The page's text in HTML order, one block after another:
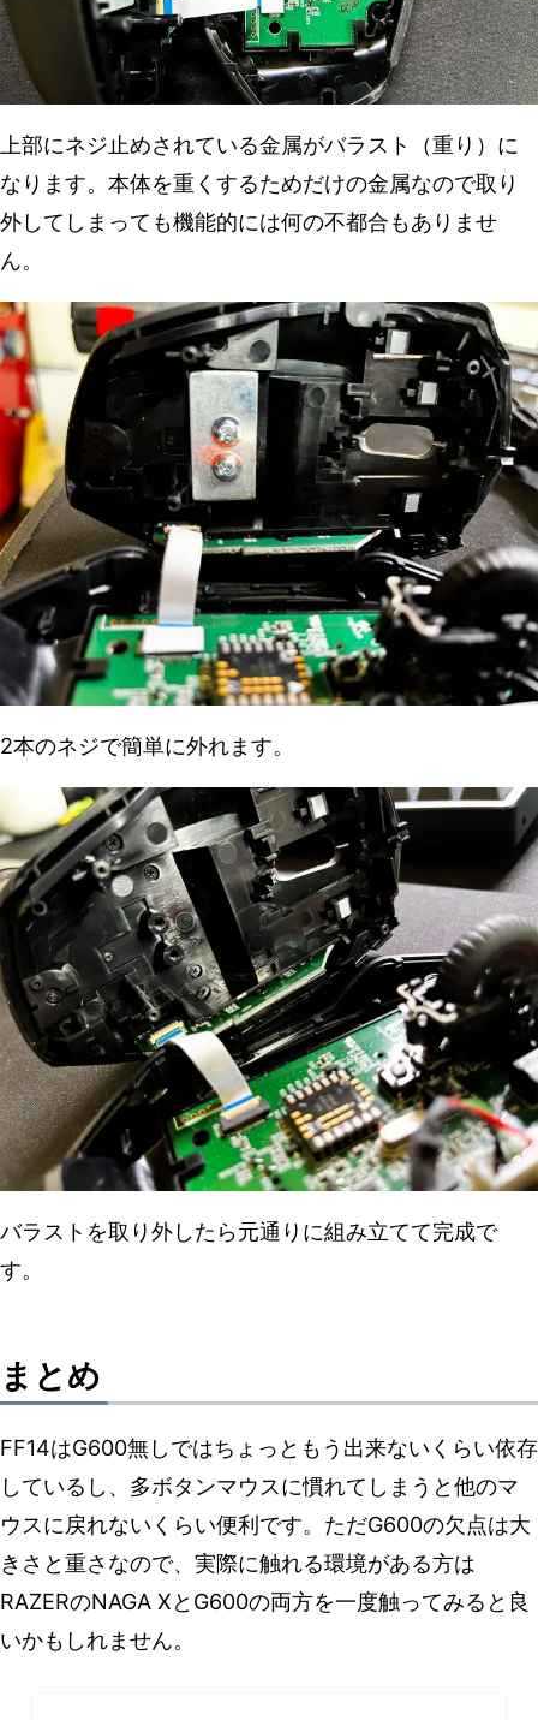
上部にネジ止めされている金属がバラスト（重り）に
なります。本体を重くするためだけの金属なので取り
外してしまっても機能的には何の不都合もありませ
ん。
2本のネジで簡単に外れます。
バラストを取り外したら元通りに組み立てて完成で
す。
まとめ
FF14はG600無しではちょっともう出来ないくらい依存
しているし、多ボタンマウスに慣れてしまうと他のマ
ウスに戻れないくらい便利です。ただG600の欠点は大
きさと重さなので、実際に触れる環境がある方は
RAZERのNAGA XとG600の両方を一度触ってみると良
いかもしれません。